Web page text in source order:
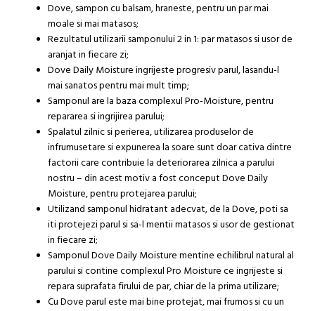
Dove, sampon cu balsam, hraneste, pentru un par mai
moale si mai matasos;
Rezultatul utilizarii samponului 2 in 1: par matasos si usor de
aranjat in fiecare zi;
Dove Daily Moisture ingrijeste progresiv parul, lasandu-l
mai sanatos pentru mai mult timp;
Samponul are la baza complexul Pro-Moisture, pentru
repararea si ingrijirea parului;
Spalatul zilnic si perierea, utilizarea produselor de
infrumusetare si expunerea la soare sunt doar cativa dintre
factorii care contribuie la deteriorarea zilnica a parului
nostru – din acest motiv a fost conceput Dove Daily
Moisture, pentru protejarea parului;
Utilizand samponul hidratant adecvat, de la Dove, poti sa
iti protejezi parul si sa-l mentii matasos si usor de gestionat
in fiecare zi;
Samponul Dove Daily Moisture mentine echilibrul natural al
parului si contine complexul Pro Moisture ce ingrijeste si
repara suprafata firului de par, chiar de la prima utilizare;
Cu Dove parul este mai bine protejat, mai frumos si cu un